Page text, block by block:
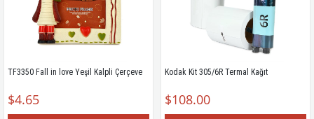
TF3350 Fall in love Yeşil Kalpli Çerçeve
$4.65
Kodak Kit 305/6R Termal Kağıt
$108.00